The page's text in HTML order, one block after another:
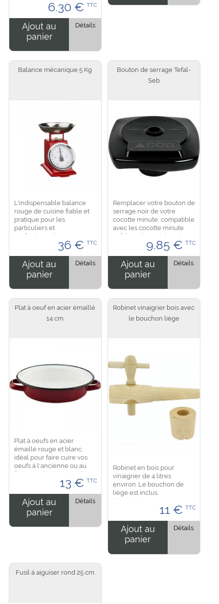
6.30 € TTC
Ajout au
panier
Détails
Balance mécanique 5 Kg
L'indispensable balance
rouge de cuisine fiable et
pratique pour les
particuliers et
professionnels pour une
pesé précise allant jusqu'à
5 kilo maximum, tout en
inox. Un système
mécanique à...
36 € TTC
Ajout au
panier
Détails
Bouton de serrage Tefal-
Seb
Remplacer votre bouton de
serrage noir de votre
cocotte minute, compatible
avec les cocotte minute
Tefal / Seb et Authentique.
Dimension : hauteur 3.5 cm
profondeur de 17.5 cm et
une largeur de 12.5...
9.85 € TTC
Ajout au
panier
Détails
Plat à oeuf en acier émaillé
14 cm
Plat à oeufs en acier
émaillé rouge et blanc,
idéal pour faire cuire vos
oeufs à l'ancienne ou au
four, convient sur tous les
feux, fonctionne aussi sur
toutes les plaques dont
l'induction....
13 € TTC
Ajout au
panier
Détails
Robinet vinaigrier bois avec
le bouchon liège
Robinet en bois pour
vinaigrier de 4 litres
environ. Le bouchon de
liège est inclus.
Dimensions: Longueur 10
cm . Hauteur 6,5 cm.
cm....
11€ TTC
Ajout au
panier
Détails
Fusil à aiguiser rond 25 cm